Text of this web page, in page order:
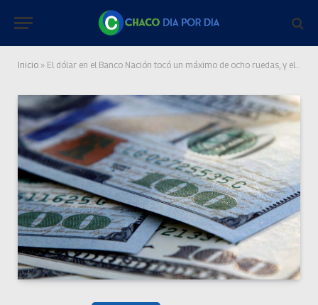
Inicio » El dólar en el Banco Nación tocó un máximo de ocho ruedas, y el “tarjeta” volvió a superar